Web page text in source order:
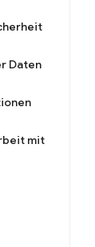
Daten
mit